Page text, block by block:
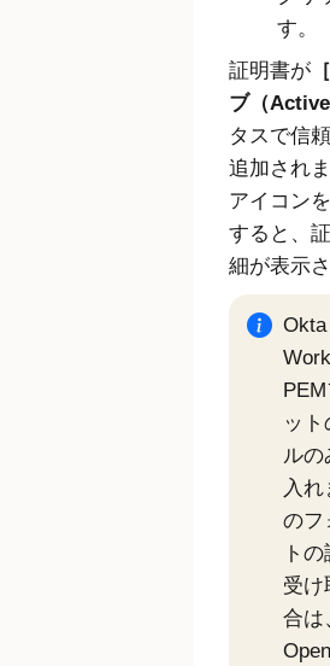
す。
証明書が
ブ（
タスで信
追加され
アイコン
すると、
細が表示
Okta
ッ
ルの
入れ
のフ
ト
受け
合は